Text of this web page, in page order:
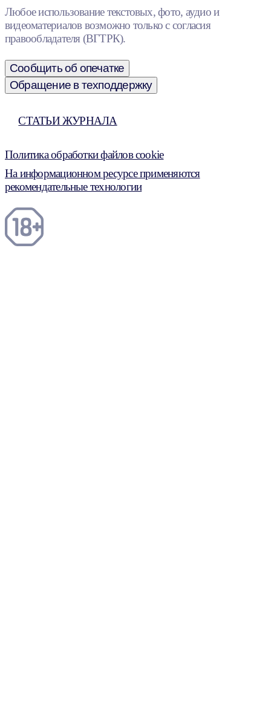
Любое использование текстовых, фото, аудио и
видеоматериалов возможно только с согласия
правообладателя (ВГТРК).
Сообщить об опечатке
Обращение в техподдержку
СТАТЬИ ЖУРНАЛА
Политика обработки файлов cookie
На информационном ресурсе применяются
рекомендательные технологии